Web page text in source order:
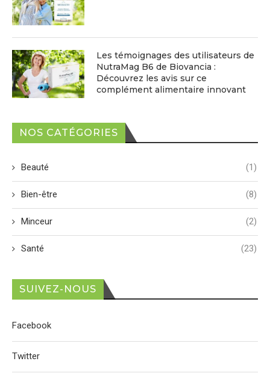
Les témoignages des utilisateurs de
NutraMag B6 de Biovancia :
Découvrez les avis sur ce
complément alimentaire innovant
NOS CATÉGORIES
Beauté (1)
Bien-être (8)
Minceur (2)
Santé (23)
SUIVEZ-NOUS
Facebook
Twitter